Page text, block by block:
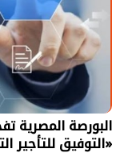
البورصة المصرية
«التوفيق للتأجير